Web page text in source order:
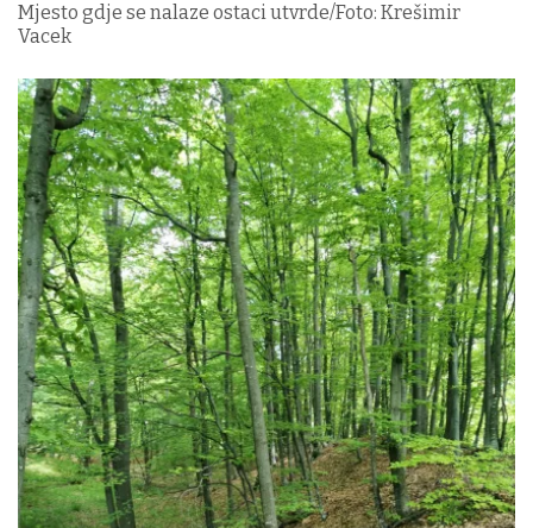
Mjesto gdje se nalaze ostaci utvrde/Foto: Krešimir
Vacek